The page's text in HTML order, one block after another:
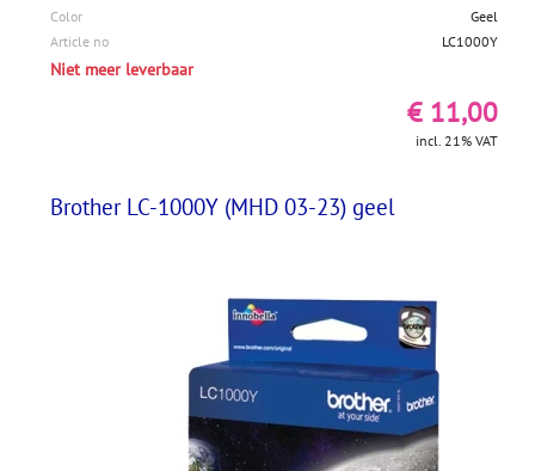
Color
Geel
Article no
LC1000Y
Niet meer leverbaar
€ 11,00
incl. 21% VAT
Brother LC-1000Y (MHD 03-23) geel